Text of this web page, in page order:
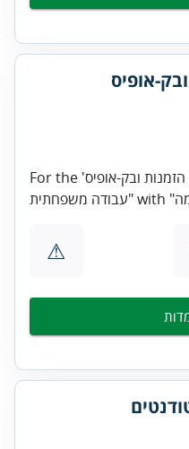
אופיס
For the 'פקיד/ת הזמנות ובק-אופיס' role, replace "סביבת
⚠